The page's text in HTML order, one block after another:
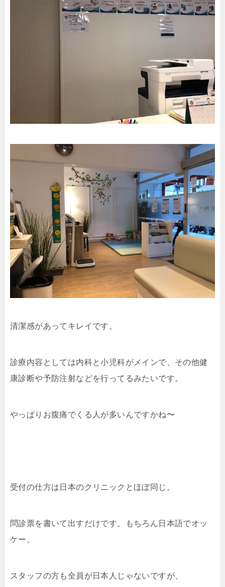
清潔感があってキレイです。
診療内容としては内科と小児科がメインで、その他健
康診断や予防注射などを行ってるみたいです。
やっぱりお腹痛でくる人が多いんですかね〜
受付の仕方は日本のクリニックとほぼ同じ。
問診票を書いて出すだけです。もちろん日本語でオッ
ケー。
スタッフの方も全員が日本人じゃないですが、